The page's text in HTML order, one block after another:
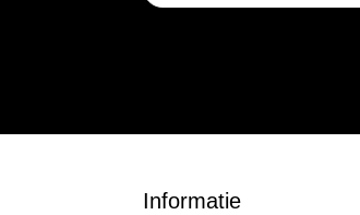
titel
Informatie